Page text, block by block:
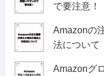
で要注意！
Amazonの
法について
Amazonグ